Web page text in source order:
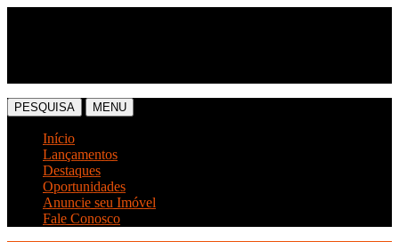
PESQUISA MENU
Início
Lançamentos
Destaques
Oportunidades
Anuncie seu Imóvel
Fale Conosco